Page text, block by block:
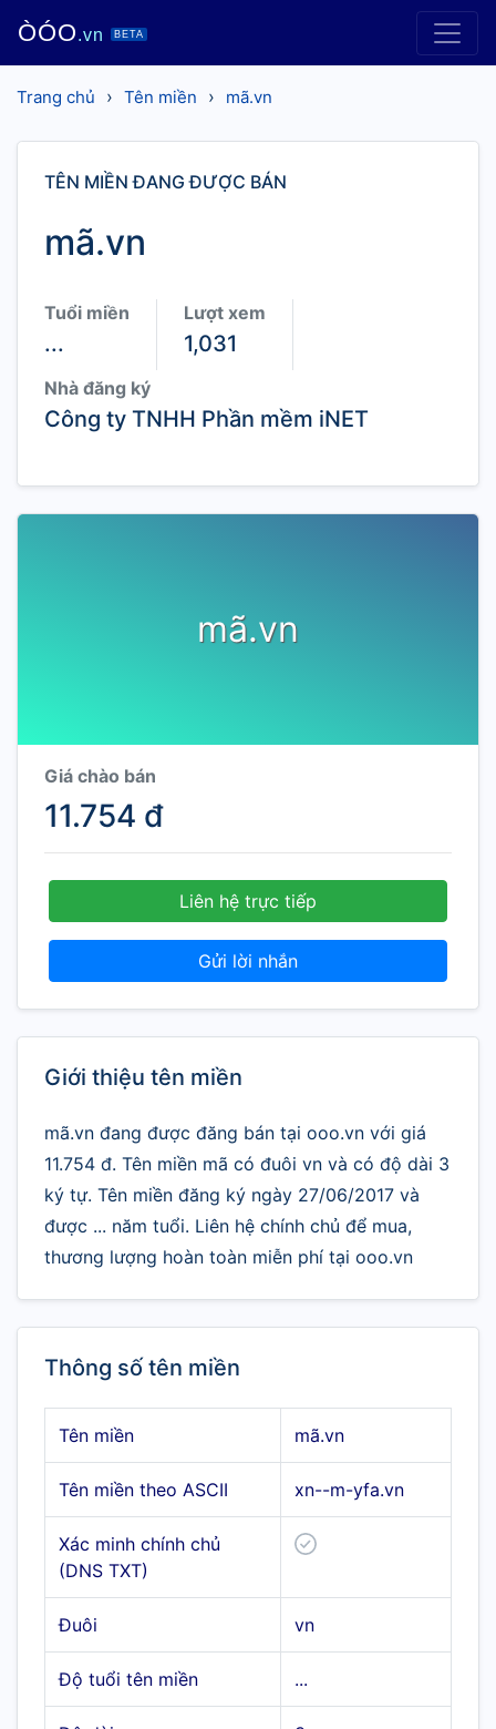
ÒÓO.vn BETA
Trang chủ › Tên miền › mã.vn
TÊN MIỀN ĐANG ĐƯỢC BÁN
mã.vn
Tuổi miền
...
Lượt xem
1,031
Nhà đăng ký
Công ty TNHH Phần mềm iNET
mã.vn
Giá chào bán
11.754 đ
Liên hệ trực tiếp
Gửi lời nhắn
Giới thiệu tên miền
mã.vn đang được đăng bán tại ooo.vn với giá
11.754 đ. Tên miền mã có đuôi vn và có độ dài 3
ký tự. Tên miền đăng ký ngày 27/06/2017 và
được ... năm tuổi. Liên hệ chính chủ để mua,
thương lượng hoàn toàn miễn phí tại ooo.vn
Thông số tên miền
Tên miền mã.vn
Tên miền theo ASCII xn--m-yfa.vn
Xác minh chính chủ
(DNS TXT)
Đuôi vn
Độ tuổi tên miền ...